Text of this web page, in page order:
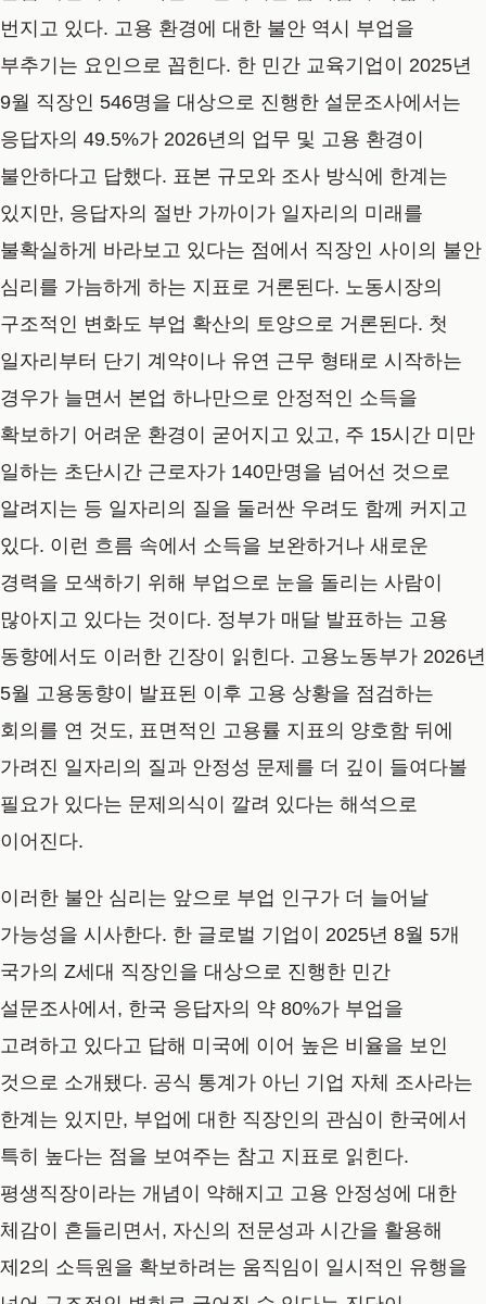
번지고 있다. 고용 환경에 대한 불안 역시 부업을
부추기는 요인으로 꼽힌다. 한 민간 교육기업이 2025년
9월 직장인 546명을 대상으로 진행한 설문조사에서는
응답자의 49.5%가 2026년의 업무 및 고용 환경이
불안하다고 답했다. 표본 규모와 조사 방식에 한계는
있지만, 응답자의 절반 가까이가 일자리의 미래를
불확실하게 바라보고 있다는 점에서 직장인 사이의 불안
심리를 가늠하게 하는 지표로 거론된다. 노동시장의
구조적인 변화도 부업 확산의 토양으로 거론된다. 첫
일자리부터 단기 계약이나 유연 근무 형태로 시작하는
경우가 늘면서 본업 하나만으로 안정적인 소득을
확보하기 어려운 환경이 굳어지고 있고, 주 15시간 미만
일하는 초단시간 근로자가 140만명을 넘어선 것으로
알려지는 등 일자리의 질을 둘러싼 우려도 함께 커지고
있다. 이런 흐름 속에서 소득을 보완하거나 새로운
경력을 모색하기 위해 부업으로 눈을 돌리는 사람이
많아지고 있다는 것이다. 정부가 매달 발표하는 고용
동향에서도 이러한 긴장이 읽힌다. 고용노동부가 2026년
5월 고용동향이 발표된 이후 고용 상황을 점검하는
회의를 연 것도, 표면적인 고용률 지표의 양호함 뒤에
가려진 일자리의 질과 안정성 문제를 더 깊이 들여다볼
필요가 있다는 문제의식이 깔려 있다는 해석으로
이어진다.
이러한 불안 심리는 앞으로 부업 인구가 더 늘어날
가능성을 시사한다. 한 글로벌 기업이 2025년 8월 5개
국가의 Z세대 직장인을 대상으로 진행한 민간
설문조사에서, 한국 응답자의 약 80%가 부업을
고려하고 있다고 답해 미국에 이어 높은 비율을 보인
것으로 소개됐다. 공식 통계가 아닌 기업 자체 조사라는
한계는 있지만, 부업에 대한 직장인의 관심이 한국에서
특히 높다는 점을 보여주는 참고 지표로 읽힌다.
평생직장이라는 개념이 약해지고 고용 안정성에 대한
체감이 흔들리면서, 자신의 전문성과 시간을 활용해
제2의 소득원을 확보하려는 움직임이 일시적인 유행을